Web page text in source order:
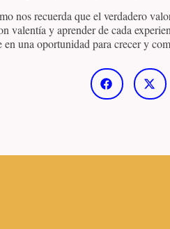
nos recuerda que el verdadero
valentía y aprender de cada
en una oportunidad para crecer y